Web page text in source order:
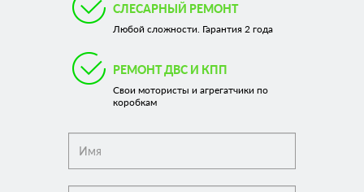
СЛЕСАРНЫЙ РЕМОНТ
Любой сложности. Гарантия 2 года
РЕМОНТ ДВС И КПП
Свои мотористы и агрегатчики по
коробкам